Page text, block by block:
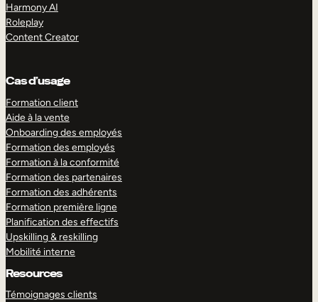
Harmony AI
Roleplay
Content Creator
Cas d’usage
Formation client
Aide à la vente
Onboarding des employés
Formation des employés
Formation à la conformité
Formation des partenaires
Formation des adhérents
Formation première ligne
Planification des effectifs
Upskilling & reskilling
Mobilité interne
Resources
Témoignages clients